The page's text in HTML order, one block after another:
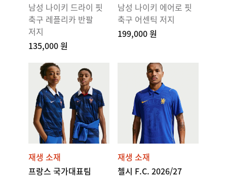
남성 나이키 드라이 핏
축구 레플리카 반팔
저지
135,000 원
남성 나이키 에어로 핏
축구 어센틱 저지
199,000 원
재생 소재
프랑스 국가대표팀
재생 소재
첼시 F.C. 2026/27